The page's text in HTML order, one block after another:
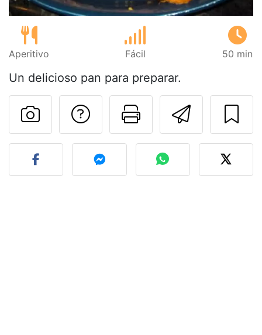
Aperitivo Fácil 50 min
Un delicioso pan para preparar.
Imprimir
Preguntar al autor
Publicar la foto de esta